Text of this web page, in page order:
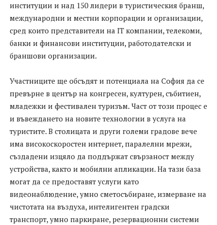
институции и над 150 лидери в туристическия бранш,
международни и местни корпорации и организации,
сред които представители на IT компании, телекоми,
банки и финансови институции, работодателски и
браншови организации.
Участниците ще обсъдят и потенциала на София да се
превърне в център на конгресен, културен, събитиен,
младежки и фестивален туризъм. Част от този процес е
и въвеждането на новите технологии в услуга на
туристите. В столицата и други големи градове вече
има високоскоростен интернет, паралелни мрежи,
създадени изцяло да поддържат свързаност между
устройства, както и мобилни апликации. На тази база
могат да се предоставят услуги като
видеонаблюдение, умно сметосъбиране, измерване на
чистотата на въздуха, интелигентен градски
транспорт, умно паркиране, резервационни системи